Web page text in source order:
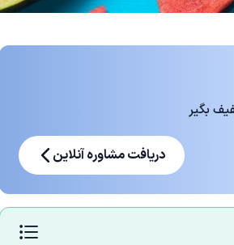
دریافت مشاوره آنلاین